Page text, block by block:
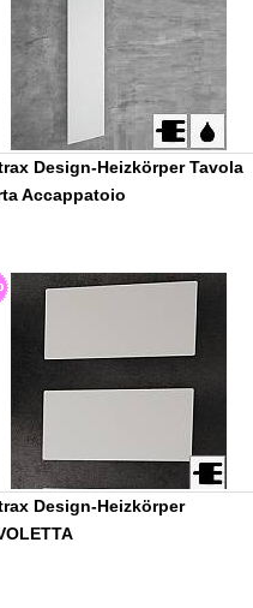
Design-Heizkörper Tavola
Accappatoio
Design-Heizkörper